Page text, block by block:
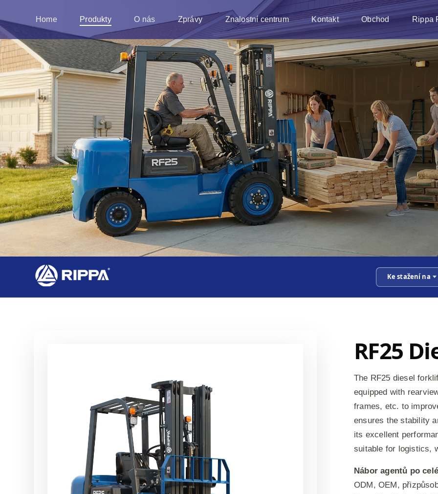
Home Produkty O nás Zprávy Znalostní centrum Kontakt Obchod Rippa
Ke stažení na
RF25
The RF25 diesel
equipped with
frames, etc. to
ensures the stability
its excellent
suitable for logistics,
Nábor agentů po
ODM, OEM,